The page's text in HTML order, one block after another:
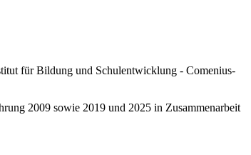
für Bildung und Schulentwicklung - Comenius-
2009 sowie 2019 und 2025 in Zusammenarbeit